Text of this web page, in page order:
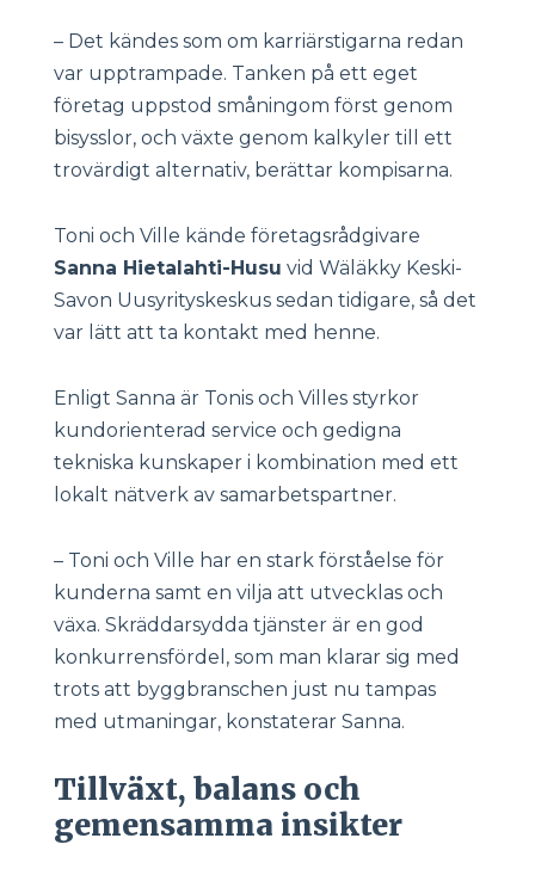
– Det kändes som om karriärstigarna redan
var upptrampade. Tanken på ett eget
företag uppstod småningom först genom
bisysslor, och växte genom kalkyler till ett
trovärdigt alternativ, berättar kompisarna.
Toni och Ville kände företagsrådgivare
Sanna Hietalahti-Husu vid Wäläkky Keski-
Savon Uusyrityskeskus sedan tidigare, så det
var lätt att ta kontakt med henne.
Enligt Sanna är Tonis och Villes styrkor
kundorienterad service och gedigna
tekniska kunskaper i kombination med ett
lokalt nätverk av samarbetspartner.
– Toni och Ville har en stark förståelse för
kunderna samt en vilja att utvecklas och
växa. Skräddarsydda tjänster är en god
konkurrensfördel, som man klarar sig med
trots att byggbranschen just nu tampas
med utmaningar, konstaterar Sanna.
Tillväxt, balans och
gemensamma insikter